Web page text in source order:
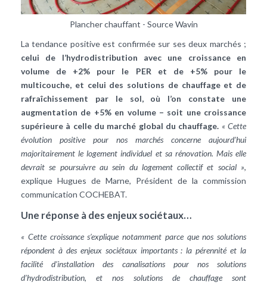
Plancher chauffant - Source Wavin
La tendance positive est confirmée sur ses deux marchés ;
celui de l’hydrodistribution avec une croissance en
volume de +2% pour le PER et de +5% pour le
multicouche, et celui des solutions de chauffage et de
rafraîchissement par le sol, où l’on constate une
augmentation de +5% en volume – soit une croissance
supérieure à celle du marché global du chauffage. « Cette
évolution positive pour nos marchés concerne aujourd’hui
majoritairement le logement individuel et sa rénovation. Mais elle
devrait se poursuivre au sein du logement collectif et social »,
explique Hugues de Marne, Président de la commission
communication COCHEBAT.
Une réponse à des enjeux sociétaux…
« Cette croissance s’explique notamment parce que nos solutions
répondent à des enjeux sociétaux importants : la pérennité et la
facilité d’installation des canalisations pour nos solutions
d’hydrodistribution, et nos solutions de chauffage sont